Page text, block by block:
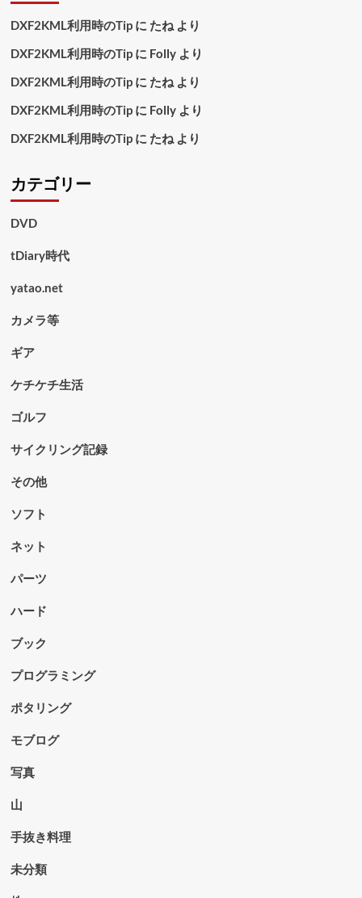
DXF2KML利用時のTipに たねより
DXF2KML利用時のTipに Follyより
DXF2KML利用時のTipに たねより
DXF2KML利用時のTipに Follyより
DXF2KML利用時のTipに たねより
カテゴリー
DVD
tDiary時代
yatao.net
カメラ等
ギア
ケチケチ生活
ゴルフ
サイクリング記録
その他
ソフト
ネット
パーツ
ハード
ブック
プログラミング
ポタリング
モブログ
写真
山
手抜き料理
未分類